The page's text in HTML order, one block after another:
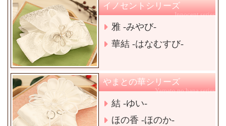
イノセントシリーズ
Innocent series
雅 -みやび-
華結 -はなむすび-
やまとの華シリーズ
Yamato no hana series
結 -ゆい-
ほの香 -ほのか-